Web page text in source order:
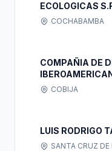
ECOLOGICAS
COCHABAMBA
COMPAÑIA DE
COBIJA
LUIS RODRIGO
SANTA CRUZ DE